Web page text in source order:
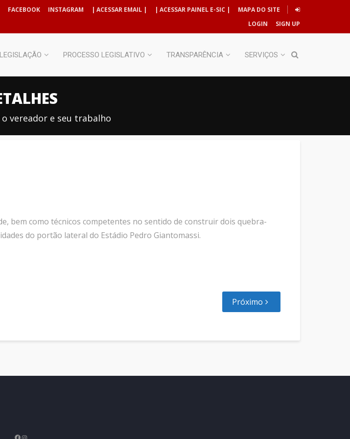
FACEBOOK INSTAGRAM | ACESSAR EMAIL | | ACESSAR PAINEL E-SIC |
MAPA DO SITE
LOGIN
SIGN UP
LEGISLAÇÃO PROCESSO LEGISLATIVO TRANSPARÊNCIA SERVIÇOS
vereador e seu trabalho
bem como técnicos competentes no sentido de construir dois quebra-
do portão lateral do Estádio Pedro Giantomassi.
Próximo
Facebook